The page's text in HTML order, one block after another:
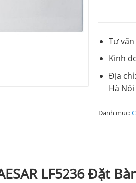
Tư
Kinh
Địa
Hà Nội
Danh mục:
LF5236 Đặt